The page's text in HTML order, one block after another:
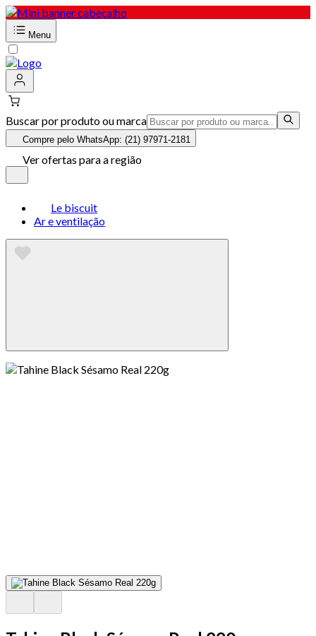
Menu
Buscar por produto ou marca
Compre pelo WhatsApp: (21) 97971-2181
Ver ofertas para a região
Le biscuit
Ar e ventilação